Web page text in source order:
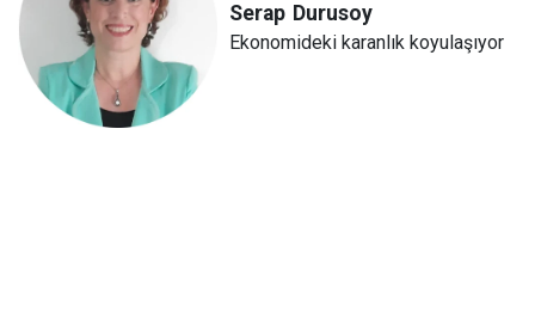
Serap Durusoy
Ekonomideki karanlık koyulaşıyor